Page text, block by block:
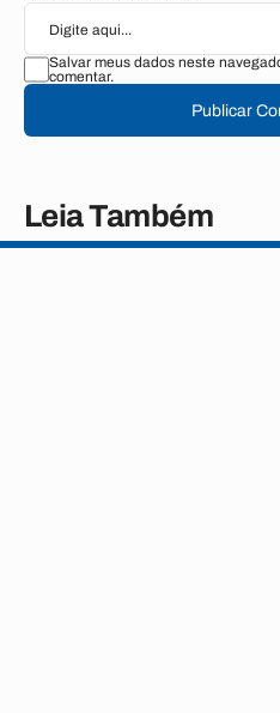
Salvar meus dados neste
comentar.
Publicar
Leia Também